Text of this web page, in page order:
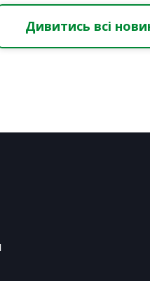
Дивитись всі